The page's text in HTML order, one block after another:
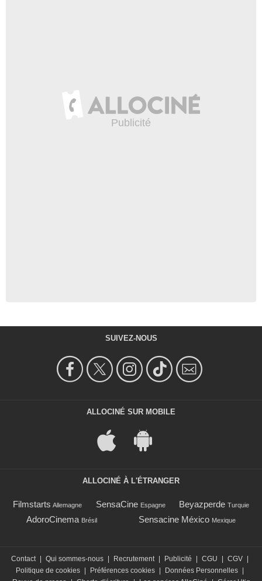
SUIVEZ-NOUS
ALLOCINÉ SUR MOBILE
ALLOCINÉ À L'ÉTRANGER
Filmstarts Allemagne SensaCine Espagne Beyazperde Turquie
AdoroCinema Brésil Sensacine México Mexique
Contact | Qui sommes-nous | Recrutement | Publicité | CGU | CGV |
Politique de cookies | Préférences cookies | Données Personnelles |